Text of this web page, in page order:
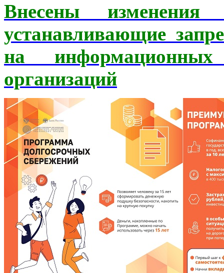
Внесены
устанавливающие
на информационных
организаций